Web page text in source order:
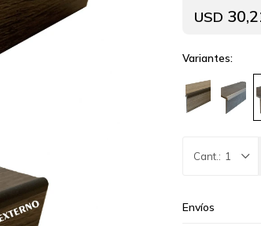
USD
Variantes:
1
Envíos